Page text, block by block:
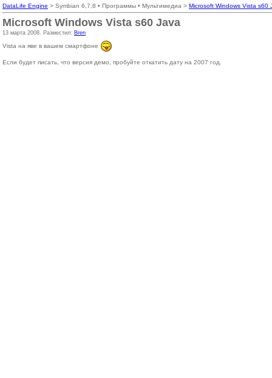
DataLife Engine > Symbian 6,7,8 • Программы • Мультимедиа > Microsoft Windows Vista s60
Microsoft Windows Vista s60 Java
13 марта 2008. Разместил: Bren
Vista на яве в вашем смартфоне
Если будет писать, что версия демо, пробуйте откатить дату на 2007 год.